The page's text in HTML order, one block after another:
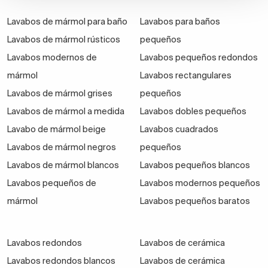
Lavabos de mármol para baño
Lavabos de mármol rústicos
Lavabos modernos de
mármol
Lavabos de mármol grises
Lavabos de mármol a medida
Lavabo de mármol beige
Lavabos de mármol negros
Lavabos de mármol blancos
Lavabos pequeños de
mármol
Lavabos para baños
pequeños
Lavabos pequeños redondos
Lavabos rectangulares
pequeños
Lavabos dobles pequeños
Lavabos cuadrados
pequeños
Lavabos pequeños blancos
Lavabos modernos pequeños
Lavabos pequeños baratos
Lavabos redondos
Lavabos redondos blancos
Lavabos de cerámica
Lavabos de cerámica